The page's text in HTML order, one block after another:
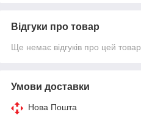
Відгуки про товар
Ще немає відгуків про цей товар
Умови доставки
Нова Пошта